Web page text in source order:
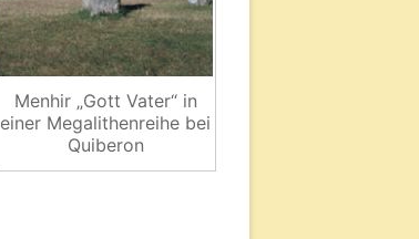
Menhir „Gott Vater“ in
einer Megalithenreihe bei
Quiberon